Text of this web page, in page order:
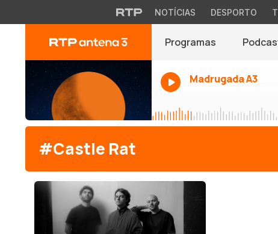
NOTÍCIAS DESPORTO
Programas
Madrugada A3
#Castle Rat